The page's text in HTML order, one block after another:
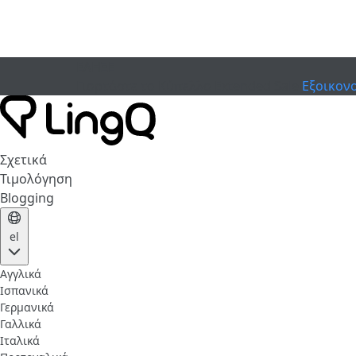
Σχετικά
Τιμολόγηση
Blogging
el
Αγγλικά
Ισπανικά
Γερμανικά
Γαλλικά
Ιταλικά